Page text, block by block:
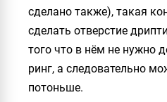
сделано также), такая
сделать отверстие
того что в нём не нужно
ринг, а следовательно
потоньше.